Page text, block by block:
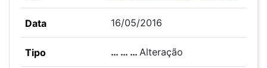
16/05/2016
… … …Alteração